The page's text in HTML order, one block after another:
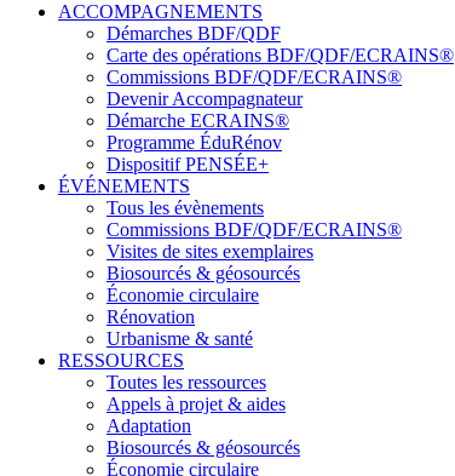
ACCOMPAGNEMENTS
Démarches BDF/QDF
Carte des opérations BDF/QDF/ECRAINS®
Commissions BDF/QDF/ECRAINS®
Devenir Accompagnateur
Démarche ECRAINS®
Programme ÉduRénov
Dispositif PENSÉE+
ÉVÉNEMENTS
Tous les évènements
Commissions BDF/QDF/ECRAINS®
Visites de sites exemplaires
Biosourcés & géosourcés
Économie circulaire
Rénovation
Urbanisme & santé
RESSOURCES
Toutes les ressources
Appels à projet & aides
Adaptation
Biosourcés & géosourcés
Économie circulaire